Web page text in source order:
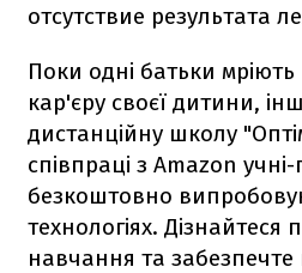
отсутствие результата
Поки одні батьки
кар'єру своєї дитини,
дистанційну школу
співпраці з Amazon учні-
безкоштовно
технологіях. Дізнайтеся
навчання та